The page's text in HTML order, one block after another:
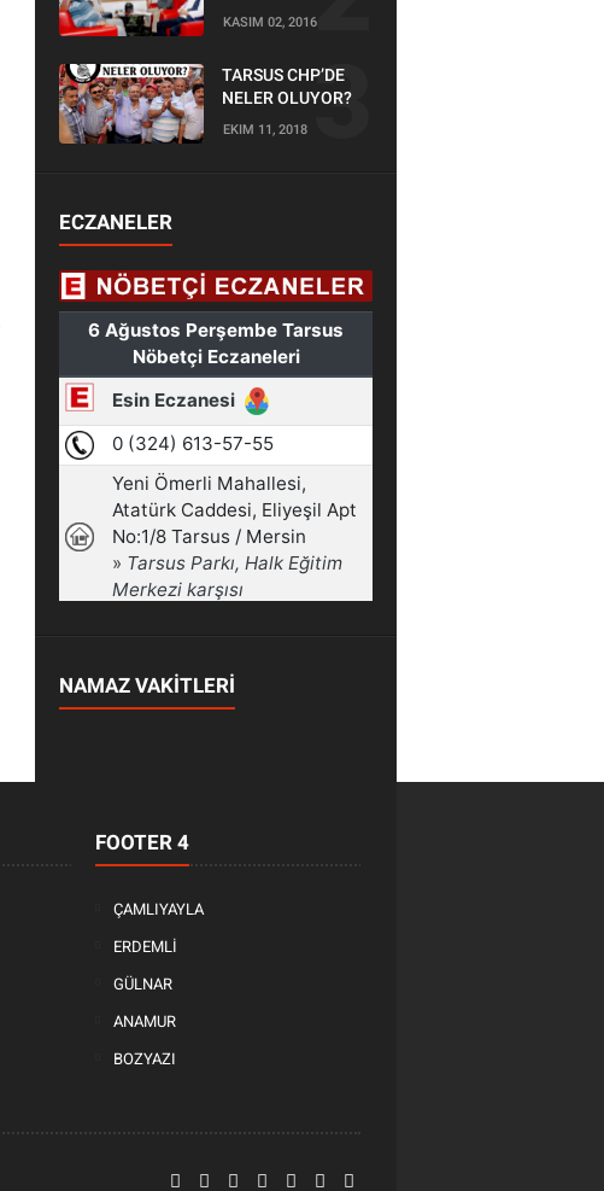
BAŞKANLIĞI İÇİN
KASIM 02, 2016
TARSUS CHP’DE
NELER OLUYOR?
EKIM 11, 2018
ECZANELER
NAMAZ VAKİTLERİ
FOOTER 4
ÇAMLIYAYLA
ERDEMLİ
GÜLNAR
ANAMUR
BOZYAZI